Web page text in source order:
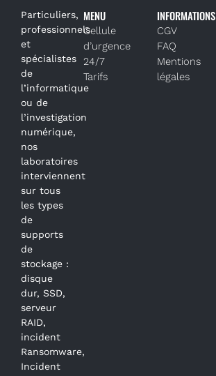
Particuliers,
professionnels
et
spécialistes
de
l’informatique
ou de
l’investigation
numérique,
nos
laboratoires
interviennent
sur tous
les types
de
supports
de
stockage :
disque
dur, SSD,
serveur
RAID,
incident
Ransomware,
Incident
MENU
Cellule
d’urgence
24/7
Tarifs
INFORMATIONS
CGV
FAQ
Mentions
légales